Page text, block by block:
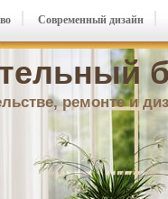
ремонте и
Современный дизайн